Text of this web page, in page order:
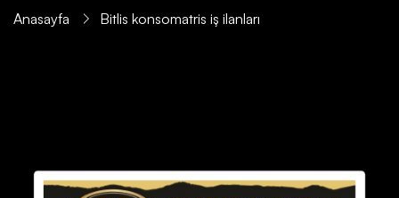
Anasayfa Bitlis konsomatris iş ilanları